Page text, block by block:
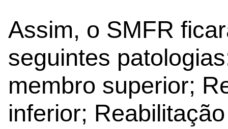
Assim, o SMFR
seguintes
membro superior;
inferior;